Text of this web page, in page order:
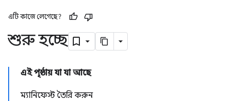
এটি কাজে লেগেছে?
শুরু হচ্ছে
এই পৃষ্ঠায় যা যা আছে
ম্যানিফেস্ট তৈরি করুন